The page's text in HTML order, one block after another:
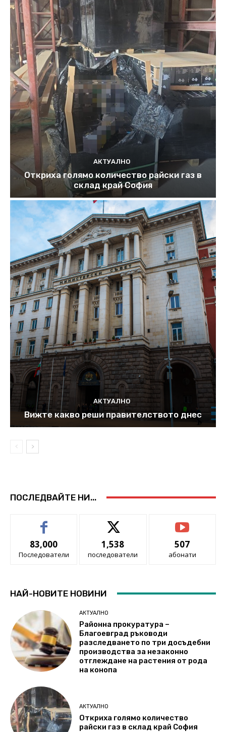
АКТУАЛНО
Откриха голямо количество райски газ в
склад край София
АКТУАЛНО
Вижте какво реши правителството днес
ПОСЛЕДВАЙТЕ НИ...
83,000
Последователи
1,538
последователи
507
абонати
НАЙ-НОВИТЕ НОВИНИ
АКТУАЛНО
Районна прокуратура –
Благоевград ръководи
разследването по три досъдебни
производства за незаконно
отглеждане на растения от рода
на конопа
АКТУАЛНО
Откриха голямо количество
райски газ в склад край София